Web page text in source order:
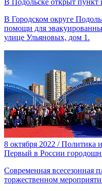
В Подольске открыт
В Городском округе
помощи для
улице Ульяновых, дом 1.
8 октября 2022 / Политика
Первый в России
Современная всесезонная
торжественном